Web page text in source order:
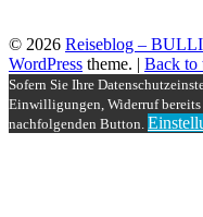
© 2026 Reiseblog –
WordPress theme. | Back to
Sofern Sie Ihre
Einwilligungen, Widerruf
nachfolgenden Button.